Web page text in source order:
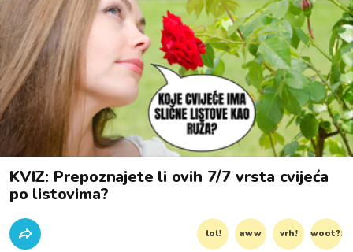
KVIZ: Prepoznajete li ovih 7/7 vrsta cvijeća
po listovima?
lol! aww vrh! woot?!